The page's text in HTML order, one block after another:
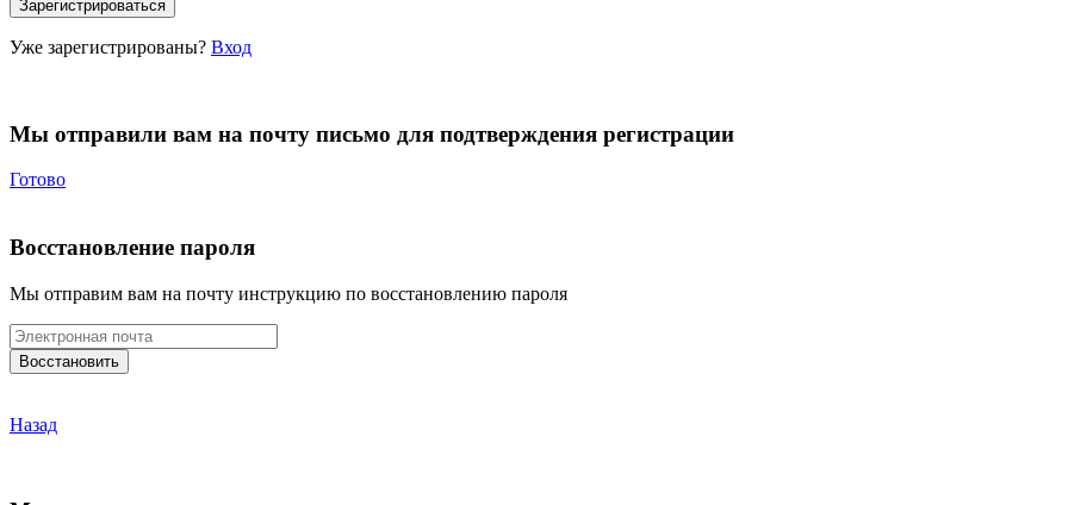
Уже зарегистрированы? Вход
Мы отправили вам на почту письмо для подтверждения регистрации
Готово
Восстановление пароля
Мы отправим вам на почту инструкцию по восстановлению пароля
Назад